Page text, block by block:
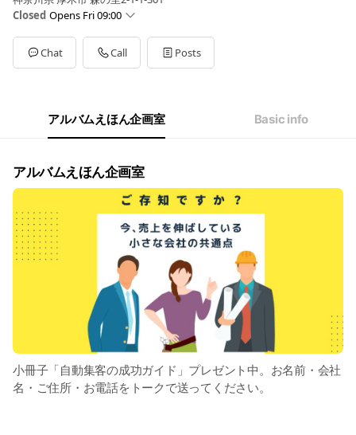
Closed Opens Fri 09:00
SunClosed
Mon09:00 - 18:00
Tue
09:00 - 18:00
Closed
Chat Call Posts
アルバムえほん企画室 Basic info
アルバムえほん企画室
小冊子「自動集客の成功ガイド」プレゼント中。お名前・会社
名・ご住所・お電話をトークで送ってください。